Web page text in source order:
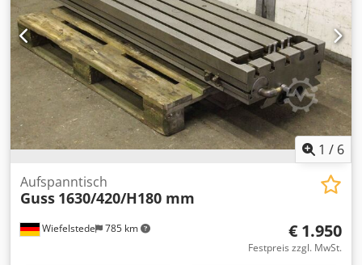
1 / 6
Wiefelstede 785 km
Aufspanntisch
Guss 1630/420/H180 mm
€ 1.950
Festpreis zzgl. MwSt.